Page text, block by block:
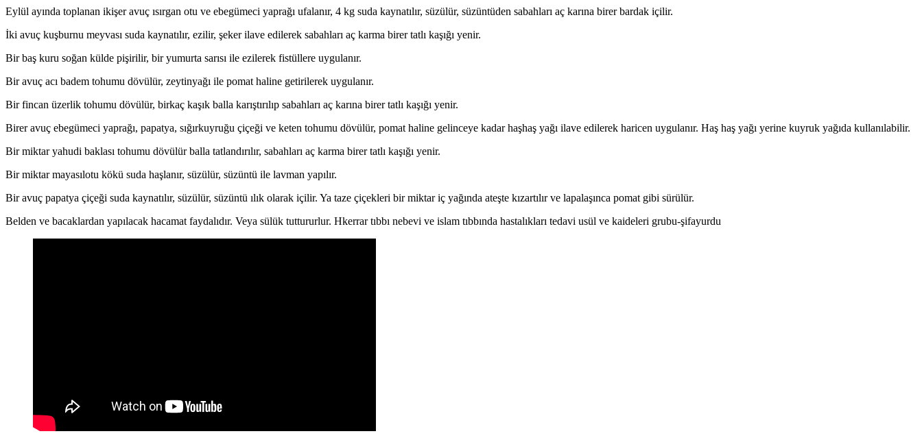
Eylül ayında toplanan ikişer avuç ısırgan otu ve ebegümeci yaprağı ufalanır, 4 kg suda kaynatılır, süzülür, süzüntüden sabahları aç karına birer bardak içilir.
İki avuç kuşburnu meyvası suda kaynatılır, ezilir, şeker ilave edilerek sabahları aç karma birer tatlı kaşığı yenir.
Bir baş kuru soğan külde pişirilir, bir yumurta sarısı ile ezilerek fistüllere uygulanır.
Bir avuç acı badem tohumu dövülür, zeytinyağı ile pomat haline getirilerek uygulanır.
Bir fincan üzerlik tohumu dövülür, birkaç kaşık balla karıştırılıp sabahları aç karına birer tatlı kaşığı yenir.
Birer avuç ebegümeci yaprağı, papatya, sığırkuyruğu çiçeği ve keten tohumu dövülür, pomat haline gelinceye kadar haşhaş yağı ilave edilerek haricen uygulanır. Haş haş yağı yerine kuyruk yağıda kullanılabilir.
Bir miktar yahudi baklası tohumu dövülür balla tatlandırılır, sabahları aç karma birer tatlı kaşığı yenir.
Bir miktar mayasılotu kökü suda haşlanır, süzülür, süzüntü ile lavman yapılır.
Bir avuç papatya çiçeği suda kaynatılır, süzülür, süzüntü ılık olarak içilir. Ya taze çiçekleri bir miktar iç yağında ateşte kızartılır ve lapalaşınca pomat gibi sürülür.
Belden ve bacaklardan yapılacak hacamat faydalıdır. Veya sülük tuttururlur. Hkerrar tıbbı nebevi ve islam tıbbında hastalıkları tedavi usül ve kaideleri grubu-şifayurdu